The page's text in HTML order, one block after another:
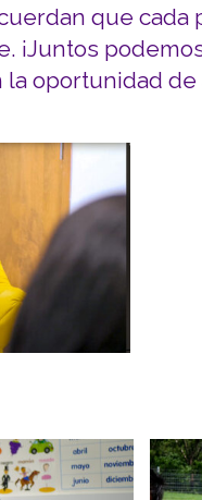
que
¡Juntos
oportunidad